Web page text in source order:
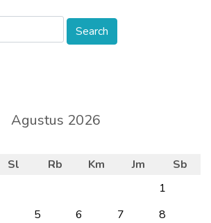
Agustus 2026
Sl Rb Km Jm
Sb
1
5 6 7
8